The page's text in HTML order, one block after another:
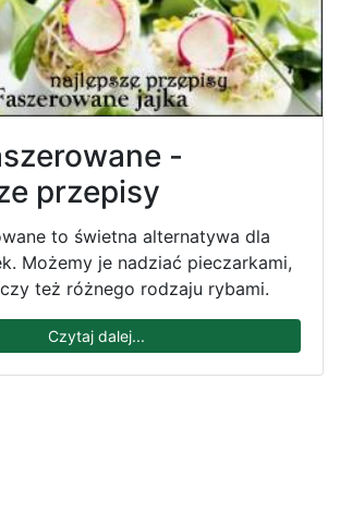
-
przepisy
to świetna alternatywa dla
Możemy je nadziać pieczarkami,
też różnego rodzaju rybami.
Czytaj dalej...